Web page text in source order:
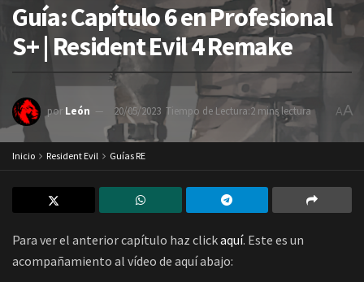
Guía: Capítulo 6 en Profesional
S+ | Resident Evil 4 Remake
por León 20/05/2023 Tiempo de Lectura:2 mins lectura AA
Inicio Resident Evil Guías RE
Para ver el anterior capítulo haz clickaquí. Este es un
acompañamiento al vídeo de aquí abajo: